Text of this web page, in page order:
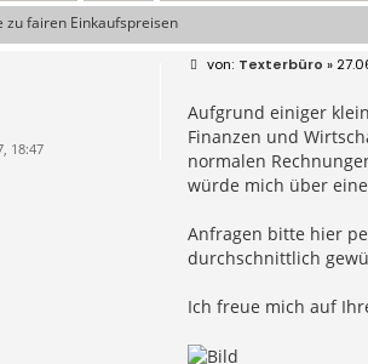
zu fairen Einkaufspreisen
18:47
B
t
a
g
Texterbüro »
Aufgrund einiger
Finanzen und
normalen
würde mich über
Anfragen bitte hier
durchschnittlich
Ich freue mich auf